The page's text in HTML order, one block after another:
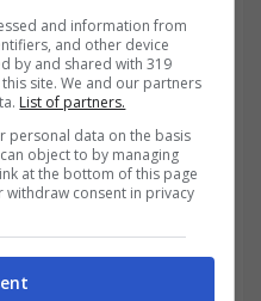
psicologo.
and information from
and other device
by and shared with 319
site. We and our partners
List of partners.
personal data on the basis
object to by managing
at the bottom of this page
withdraw consent in privacy